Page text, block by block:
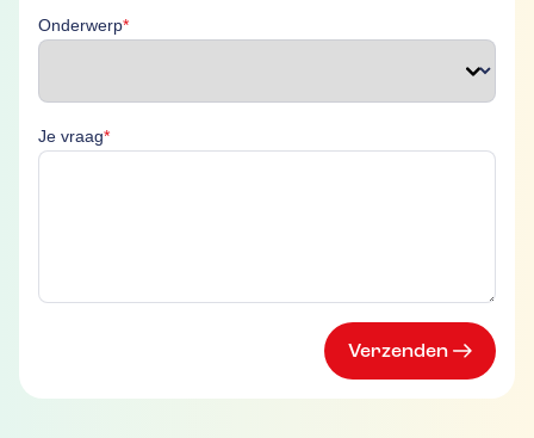
Onderwerp*Onderwerp is verplicht
Je vraag*Je vraag is verplicht
Verzenden